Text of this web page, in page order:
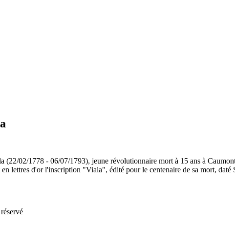
(22/02/1778 - 06/07/1793), jeune révolutionnaire mort à 15 ans à
lettres d'or l'inscription "Viala", édité pour le centenaire de sa mort, daté